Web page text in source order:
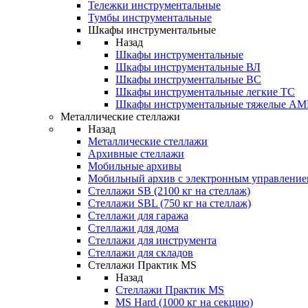
Тележки инструментальные
Тумбы инструментальные
Шкафы инструментальные
Назад
Шкафы инструментальные
Шкафы инструментальные ВЛ
Шкафы инструментальные ВС
Шкафы инструментальные легкие ТС
Шкафы инструментальные тяжелые
Металлические стеллажи
Назад
Металлические стеллажи
Архивные стеллажи
Мобильные архивы
Мобильный архив с электронным
Стеллажи SB (2100 кг на стеллаж)
Стеллажи SBL (750 кг на стеллаж)
Стеллажи для гаража
Стеллажи для дома
Стеллажи для инструмента
Стеллажи для складов
Стеллажи Практик MS
Назад
Стеллажи Практик MS
MS Hard (1000 кг на секцию)